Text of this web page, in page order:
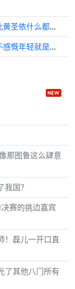
原来黄圣依早已洞悉麦琳的一切！因此黄圣依什么都明白，只能送上敬意与祝福！
活力满满的韩国女团演出直拍，不得不感慨年轻就是有活力啊
那图鲁这么肆意
国？
赛的挑边嘉宾
！磊儿一开口直
了其他八门所有